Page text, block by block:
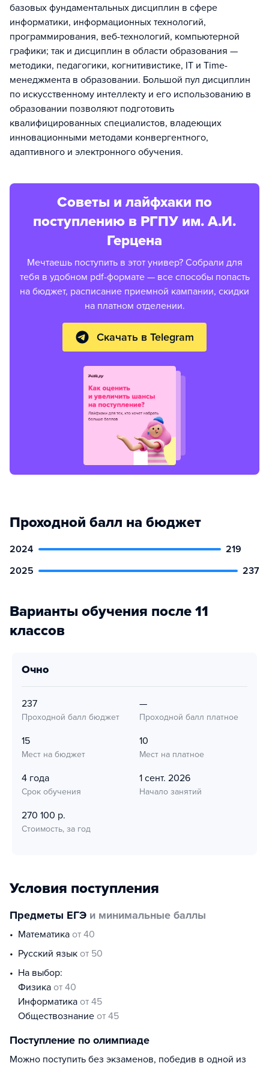
базовых фундаментальных дисциплин в сфере
информатики, информационных технологий,
программирования, веб-технологий, компьютерной
графики; так и дисциплин в области образования —
методики, педагогики, когнитивистике, IT и Time-
менеджмента в образовании. Большой пул дисциплин
по искусственному интеллекту и его использованию в
образовании позволяют подготовить
квалифицированных специалистов, владеющих
инновационными методами конвергентного,
адаптивного и электронного обучения.
Советы и лайфхаки по
поступлению в РГПУ им. А.И.
Герцена
Мечтаешь поступить в этот универ? Собрали для
тебя в удобном pdf-формате — все способы попасть
на бюджет, расписание приемной кампании, скидки
на платном отделении.
Скачать в Telegram
Проходной балл на бюджет
2024
219
2025
237
Варианты обучения после 11
классов
очно
237
Проходной балл бюджет
—
Проходной балл платное
15
Мест на бюджет
10
Мест на платное
4 года
Срок обучения
1 сент. 2026
Начало занятий
270 100 р.
Стоимость, за год
Условия поступления
Предметы ЕГЭ и минимальные баллы
математика от 40
русский язык от 50
На выбор:
физика от 40
информатика от 45
обществознание от 45
Поступление по олимпиаде
Можно поступить без экзаменов, победив в одной из